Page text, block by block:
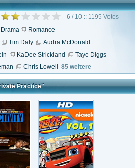
6 / 10 :: 1195 Votes
Drama
Romance
Tim Daly
Audra McDonald
KaDee Strickland
Taye Diggs
Chris Lowell 85 weitere
Practice"